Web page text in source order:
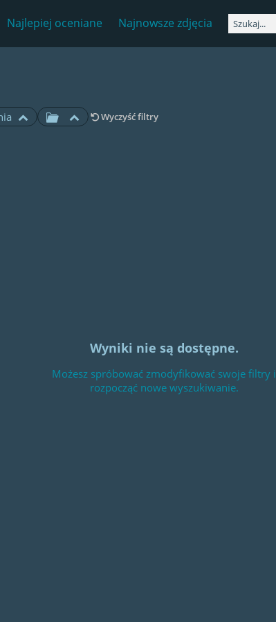
Najlepiej oceniane Najnowsze zdjęcia
Wyczyść filtry
Wyniki nie są dostępne.
Możesz spróbować zmodyfikować swoje filtry i
rozpocząć nowe wyszukiwanie.